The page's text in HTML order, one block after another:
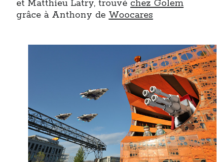
JFdansC’était pas mieux avant… à Lyon
Renaud DucherdansComment j’ai opéré ma vélorution toute
A Lyon
Bon plan du dimanche
Coup de coeur
Daddy
Engagé
et Matthieu Latry, trouvé chez Golem
grâce à Anthony de Woocares